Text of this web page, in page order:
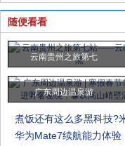
随便看看
云南贵州之旅第七
广东周边温泉游
煮饭还有这么多黑科技?
华为Mate7续航能力体验